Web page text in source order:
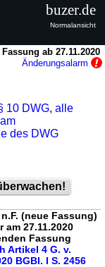
Fassung ab 27.11.2020
Änderungsalarm
10 DWG,alle
des DWG
n.F. (neue Fassung)
am 27.11.2020
Fassung
Artikel 4 G. v.
BGBl. I S. 2456
buzer.de
Normalansicht